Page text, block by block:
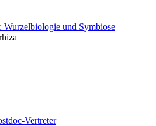
und Symbiose
Vertreter